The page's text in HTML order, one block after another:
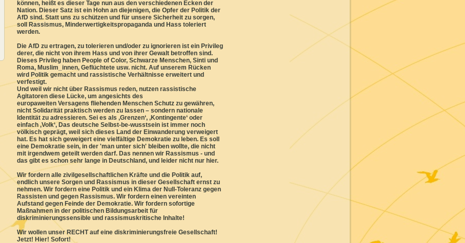
können, heißt es dieser Tage nun aus den verschiedenen Ecken der
Nation. Dieser Satz ist ein Hohn an diejenigen, die Opfer der Politik der
AfD sind. Statt uns zu schützen und für unsere Sicherheit zu sorgen,
soll Rassismus, Minderwertigkeitspropaganda und Hass toleriert
werden.
Die AfD zu ertragen, zu tolerieren und/oder zu ignorieren ist ein Privileg
derer, die nicht von ihrem Hass und von ihrer Gewalt betroffen sind.
Dieses Privileg haben People of Color, Schwarze Menschen, Sinti und
Roma, Muslim_innen, Geflüchtete usw. nicht. Auf unserem Rücken
wird Politik gemacht und rassistische Verhältnisse erweitert und
verfestigt.
Und weil wir nicht über Rassismus reden, nutzen rassistische
Agitatoren diese Lücke, um angesichts des
europaweiten Versagens fliehenden Menschen Schutz zu gewähren,
nicht Solidarität praktisch werden zu lassen – sondern nationale
Identität zu adressieren. Sei es als ‚Grenzen‘, ‚Kontingente‘ oder
einfach ‚Volk‘, Das deutsche Selbst-be-wusstsein ist immer noch
völkisch geprägt, weil sich dieses Land der Einwanderung verweigert
hat. Es hat sich geweigert eine vielfältige Demokratie zu leben. Es soll
eine Demokratie sein, in der 'man unter sich' bleiben wollte, die nicht
mit irgendwem geteilt werden darf. Das nennen wir Rassismus - und
das gibt es schon sehr lange in Deutschland, und leider nicht nur hier.
Wir fordern alle zivilgesellschaftlichen Kräfte und die Politik auf,
endlich unsere Sorgen und Rassismus in dieser Gesellschaft ernst zu
nehmen. Wir fordern eine Politik und ein Klima der Null-Toleranz gegen
Rassisten und gegen Rassismus. Wir fordern einen vereinten
Aufstand gegen Feinde der Demokratie. Wir fordern sofortige
Maßnahmen in der politischen Bildungsarbeit für
diskriminierungssensible und rassismuskritische Inhalte!
Wir wollen unser RECHT auf eine diskriminierungsfreie Gesellschaft!
Jetzt! Hier! Sofort!